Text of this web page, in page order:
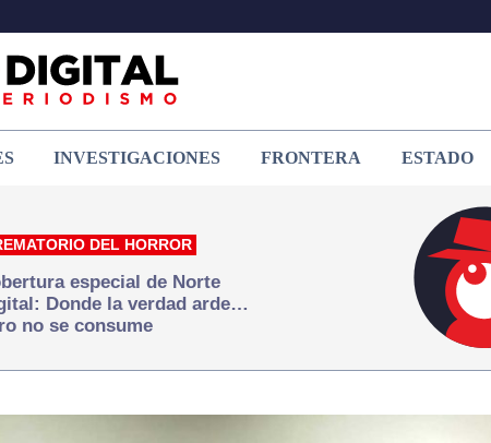
INVESTIGACIONES FRONTERA ESTADO
DEL HORROR
especial de Norte
Donde la verdad arde…
no se consume